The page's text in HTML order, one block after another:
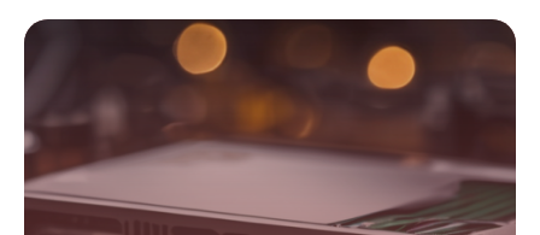
Optimisation 2026